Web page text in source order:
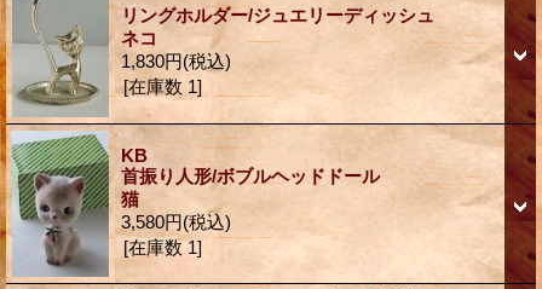
リングホルダー/ジュエリーディッシュ
ネコ
1,830円(税込)
[在庫数 1]
KB
首振り人形/ボブルヘッドドール
猫
3,580円(税込)
[在庫数 1]